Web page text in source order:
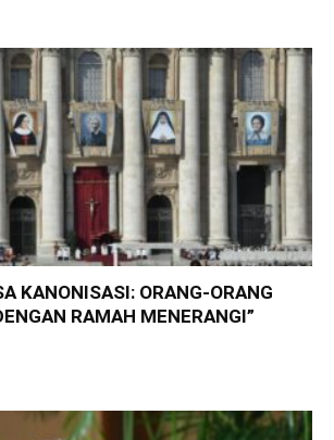
KANONISASI: ORANG-ORANG
RAMAH MENERANGI”